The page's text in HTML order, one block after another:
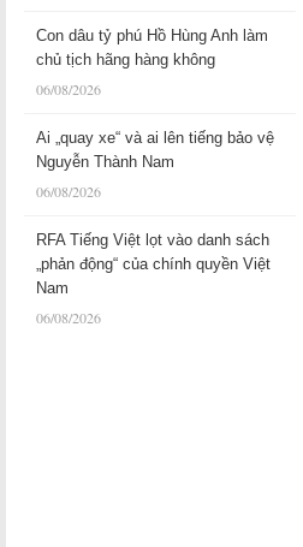
Con dâu tỷ phú Hồ Hùng Anh làm
chủ tịch hãng hàng không
06/08/2026
Ai „quay xe“ và ai lên tiếng bảo vệ
Nguyễn Thành Nam
06/08/2026
RFA Tiếng Việt lọt vào danh sách
„phản động“ của chính quyền Việt
Nam
06/08/2026